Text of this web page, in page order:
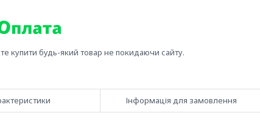
купити будь-який товар не покидаючи сайту.
Інформація для замовлення